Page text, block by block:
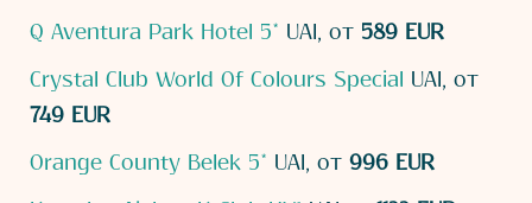
Q Aventura Park Hotel 5* UAI, от 589 EUR
Crystal Club World Of Colours Special UAI, от
749 EUR
Orange County Belek 5* UAI, от 996 EUR